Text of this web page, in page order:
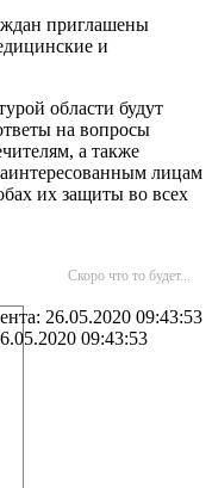
приглашены
и
области будут
на вопросы
а также
лицам
их защиты во всех
Скоро что то будет...
26.05.2020 09:43:53
09:43:53